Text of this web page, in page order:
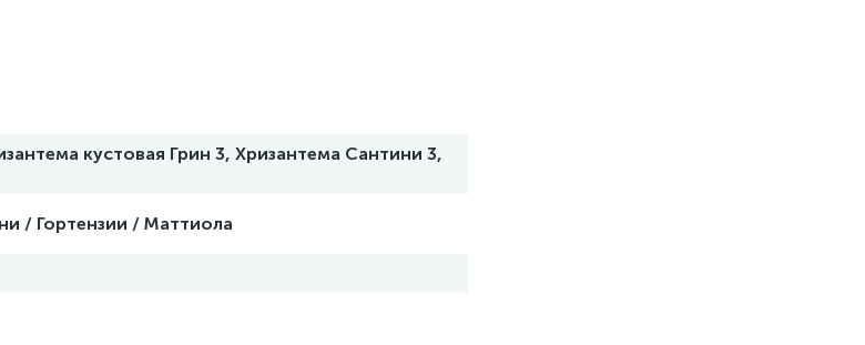
кустовая Грин 3, Хризантема Сантини 3,
/ Гортензии / Маттиола